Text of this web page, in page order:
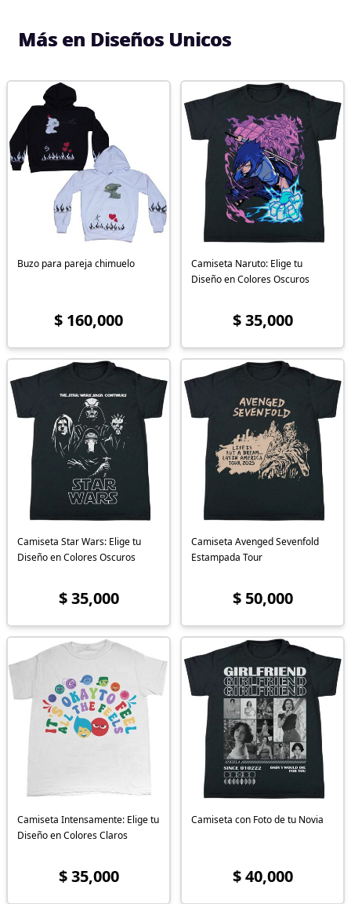
Más en Diseños Unicos
Buzo para pareja chimuelo
$ 160,000
Camiseta Naruto: Elige tu
Diseño en Colores Oscuros
$ 35,000
Camiseta Star Wars: Elige tu
Diseño en Colores Oscuros
$ 35,000
Camiseta Avenged Sevenfold
Estampada Tour
$ 50,000
Camiseta Intensamente: Elige tu
Diseño en Colores Claros
$ 35,000
Camiseta con Foto de tu Novia
$ 40,000